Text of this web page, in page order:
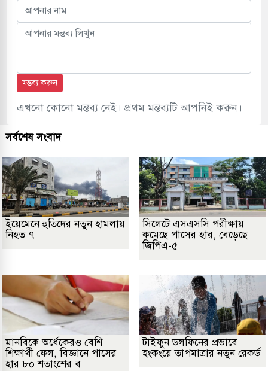
মন্তব্য করুন
এখনো কোনো মন্তব্য নেই। প্রথম মন্তব্যটি আপনিই করুন।
সর্বশেষ সংবাদ
ইয়েমেনে হুতিদের নতুন হামলায়
নিহত ৭
সিলেটে এসএসসি পরীক্ষায়
কমেছে পাসের হার, বেড়েছে
জিপিএ-৫
মানবিকে অর্ধেকেরও বেশি
শিক্ষার্থী ফেল, বিজ্ঞানে পাসের
হার ৮০ শতাংশের ব
টাইফুন ডলফিনের প্রভাবে
হংকংয়ে তাপমাত্রার নতুন রেকর্ড